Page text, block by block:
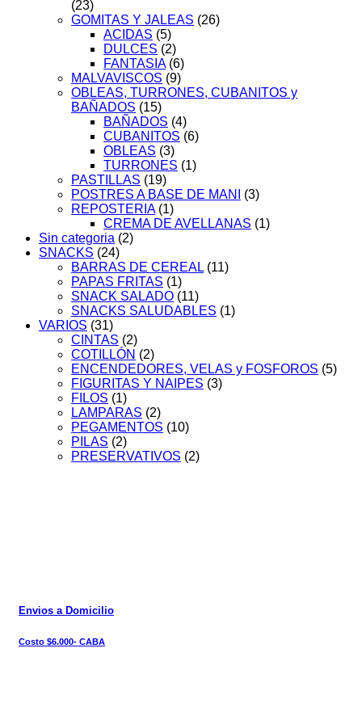
(23)
GOMITAS Y JALEAS (26)
ACIDAS (5)
DULCES (2)
FANTASIA (6)
MALVAVISCOS (9)
OBLEAS, TURRONES, CUBANITOS y
BAÑADOS (15)
BAÑADOS (4)
CUBANITOS (6)
OBLEAS (3)
TURRONES (1)
PASTILLAS (19)
POSTRES A BASE DE MANI
(3)
REPOSTERIA (1)
CREMA DE AVELLANAS (1)
Sin categoria (2)
SNACKS (24)
BARRAS DE CEREAL (11)
PAPAS FRITAS (1)
SNACK SALADO (11)
SNACKS SALUDABLES (1)
VARIOS (31)
CINTAS (2)
COTILLÓN (2)
ENCENDEDORES, VELAS y FOSFOROS (5)
FIGURITAS Y NAIPES (3)
FILOS (1)
LAMPARAS (2)
PEGAMENTOS (10)
PILAS (2)
PRESERVATIVOS (2)
Envios a Domicilio
Costo $6.000- CABA